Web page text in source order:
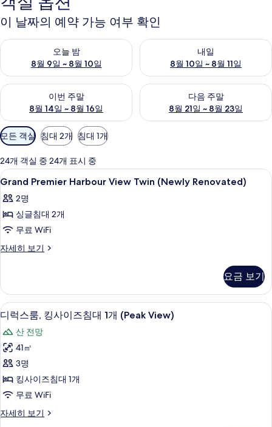
이 날짜의 예약 가능 여부 확인
오늘 밤
8월 9일 ~ 8월 10일
오늘 밤 예약 가능 여부 확인, 8월 9일 ~ 8월 10일
내일
8월 10일 ~ 8월 11일
내일 예약 가능 여부 확인, 8월
이번 주말
8월 14일 ~ 8월 16일
이번 주말 예약 가능 여부 확인, 8월 14일 ~ 8월 16일
다음 주말
8월 21일 ~ 8월 23일
다음 주말 예약 가능 여부 확인
객
실
에
사
용
가
능
한
터
모든 객실 침대 2개 침대 1개
24개 객실 중 24개 표시 중
Grand
Premier
Harbour
View
Twin
(Newly
진
모
두
보
기
4
Grand Premier Harbour View Twin (Newly Renovated)
2명
싱글침대 2개
무료 WiFi
자세히 보기
Grand
Twin
(Newly
Renovated)
자
세
히
기
요금 보기
디
럭
스
룸,
킹
사
이
즈
디럭스룸, 킹사이즈침대 1개 (Peak
6
디럭스룸, 킹사이즈침대 1개 (Peak View)
산 전망
41㎡
3명
킹사이즈침대 1개
무료 WiFi
자세히 보기
디